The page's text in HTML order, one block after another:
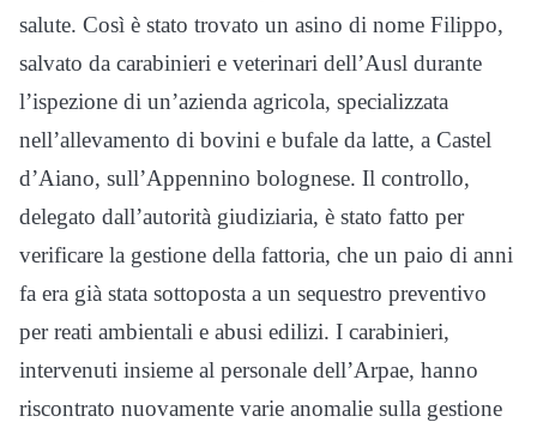
salute. Così è stato trovato un asino di nome Filippo,
salvato da carabinieri e veterinari dell’Ausl durante
l’ispezione di un’azienda agricola, specializzata
nell’allevamento di bovini e bufale da latte, a Castel
d’Aiano, sull’Appennino bolognese. Il controllo,
delegato dall’autorità giudiziaria, è stato fatto per
verificare la gestione della fattoria, che un paio di anni
fa era già stata sottoposta a un sequestro preventivo
per reati ambientali e abusi edilizi. I carabinieri,
intervenuti insieme al personale dell’Arpae, hanno
riscontrato nuovamente varie anomalie sulla gestione